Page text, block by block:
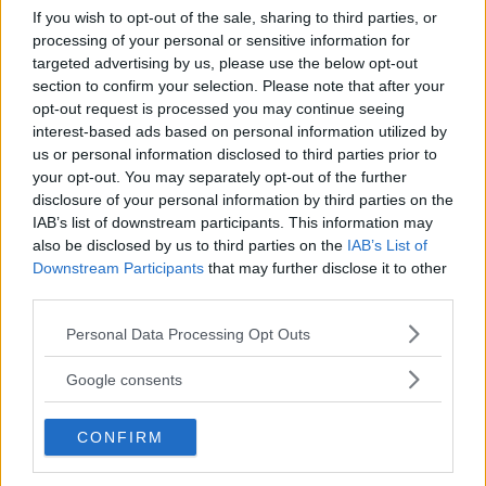
If you wish to opt-out of the sale, sharing to third parties, or
processing of your personal or sensitive information for
targeted advertising by us, please use the below opt-out
section to confirm your selection. Please note that after your
opt-out request is processed you may continue seeing
interest-based ads based on personal information utilized by
us or personal information disclosed to third parties prior to
your opt-out. You may separately opt-out of the further
disclosure of your personal information by third parties on the
IAB’s list of downstream participants. This information may
also be disclosed by us to third parties on the IAB’s List of
Downstream Participants that may further disclose it to other
Please note that this website/app uses one or more Google
not limited to your visit or usage behaviour. You may click to
use your data for below specified purposes in below Google
consent section.
Personal Data Processing Opt Outs
Google consents
CONFIRM
una percentuale più alta tra i
primogeniti.
Non si tratta di bambini “problematici”.
L’Amico Immaginario, infatti, serve
al bimbo che gli dà vita per
rapportarsi con il complesso mondo
degli adulti, proiettando su un
agente esterno i propri vissuti
interiori(paure, timori, sensi di colpa,
bambino ne parli raccontando a
mamma e papà, all’insegnante… le sue
avventure e i suoi pensieri, può essere
anche visto dall’adulto come una sorta
di finestra sul mondo interiore del